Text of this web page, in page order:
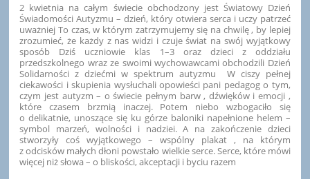
2 kwietnia na całym świecie obchodzony jest Światowy Dzień
Świadomości Autyzmu – dzień, który otwiera serca i uczy patrzeć
uważniej To czas, w którym zatrzymujemy się na chwilę , by lepiej
zrozumieć, że każdy z nas widzi i czuje świat na swój wyjątkowy
sposób Dziś uczniowie klas 1–3 oraz dzieci z oddziału
przedszkolnego wraz ze swoimi wychowawcami obchodzili Dzień
Solidarności z dziećmi w spektrum autyzmu W ciszy pełnej
ciekawości i skupienia wysłuchali opowieści pani pedagog o tym,
czym jest autyzm – o świecie pełnym barw , dźwięków i emocji ,
które czasem brzmią inaczej. Potem niebo wzbogaciło się
o delikatnie, unoszące się ku górze baloniki napełnione helem –
symbol marzeń, wolności i nadziei. A na zakończenie dzieci
stworzyły coś wyjątkowego – wspólny plakat , na którym
z odcisków małych dłoni powstało wielkie serce. Serce, które mówi
więcej niż słowa – o bliskości, akceptacji i byciu razem